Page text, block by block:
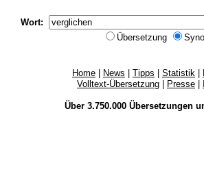
Wort:
Übersetzung
Home News Tipps Statistik
Volltext-Übersetzung
Presse
Über 3.750.000 Übersetzungen